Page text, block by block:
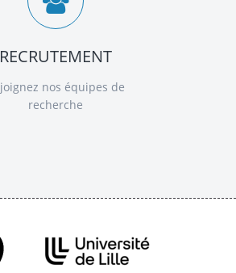
RECRUTEMENT
nos équipes de
recherche